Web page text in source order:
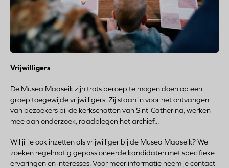
Vrijwilligers
De Musea Maaseik zijn trots beroep te mogen doen op een
groep toegewijde vrijwilligers. Zij staan in voor het ontvangen
van bezoekers bij de kerkschatten van Sint-Catherina, werken
mee aan onderzoek, raadplegen het archief...
Wil jij je ook inzetten als vrijwilliger bij de Musea Maaseik? We
zoeken regelmatig gepassioneerde kandidaten met specifieke
ervaringen en interesses. Voor meer informatie neem je contact